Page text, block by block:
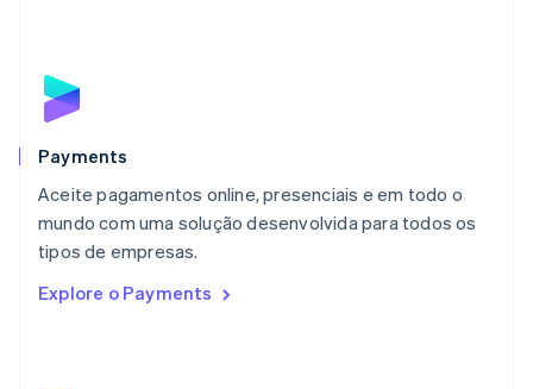
Payments
Aceite pagamentos online, presenciais e em todo o
mundo com uma solução desenvolvida para todos os
tipos de empresas.
Explore o Payments
Malta
English
EspañolEnglish
English
Nova Zelândia
English
NederlandsEnglish